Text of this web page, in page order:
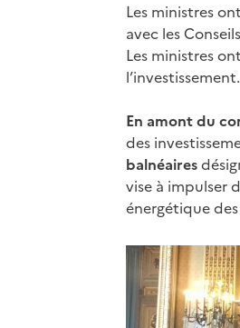
Les ministres
avec les
Les ministres
l’investissement.
​En amont du
des
balnéaires
vise à impulser
énergétique